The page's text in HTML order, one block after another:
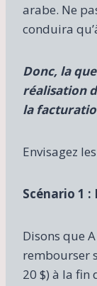
arabe. Ne
conduira
Donc, la
réalisation
la
Envisagez
Scénario 1
Disons que
rembourser
20 $) à la fin